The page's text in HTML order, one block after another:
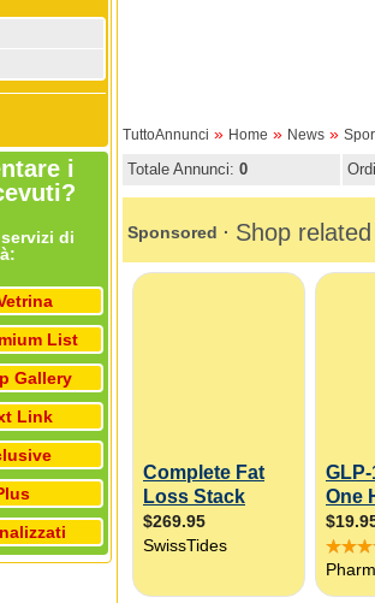
i
di
List
Gallery
Link
TuttoAnnunci » Home » News »
Totale Annunci: 0